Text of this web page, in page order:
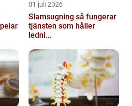
01 juli 2026
Slamsugning så fungerar
tjänsten som håller
ledni...